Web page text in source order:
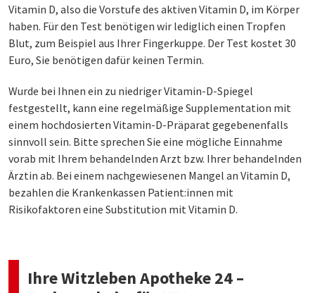
Vitamin D, also die Vorstufe des aktiven Vitamin D, im Körper
haben. Für den Test benötigen wir lediglich einen Tropfen
Blut, zum Beispiel aus Ihrer Fingerkuppe. Der Test kostet 30
Euro, Sie benötigen dafür keinen Termin.
Wurde bei Ihnen ein zu niedriger Vitamin-D-Spiegel
festgestellt, kann eine regelmäßige Supplementation mit
einem hochdosierten Vitamin-D-Präparat gegebenenfalls
sinnvoll sein. Bitte sprechen Sie eine mögliche Einnahme
vorab mit Ihrem behandelnden Arzt bzw. Ihrer behandelnden
Ärztin ab. Bei einem nachgewiesenen Mangel an Vitamin D,
bezahlen die Krankenkassen Patient:innen mit
Risikofaktoren eine Substitution mit Vitamin D.
Ihre Witzleben Apotheke 24 –